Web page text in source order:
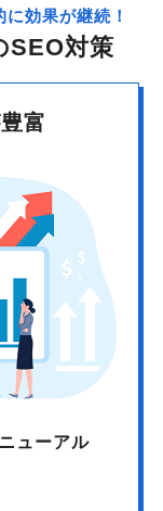
効果が継続！
SEO対策
富
ューアル